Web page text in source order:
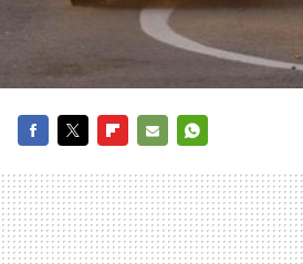
MAIL